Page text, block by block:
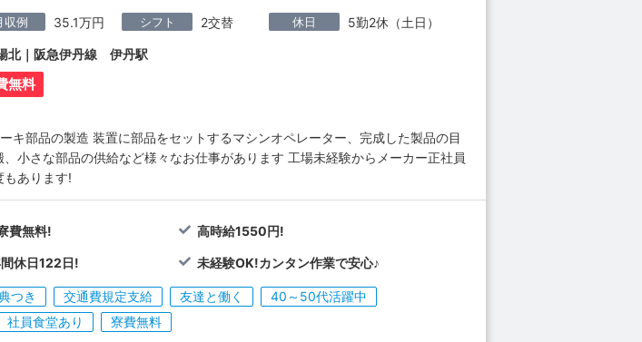
収例 35.1万円 シフト 2交替 休日 5勤2休（土日）
北｜阪急伊丹線 伊丹駅
無料
キ部品の製造 装置に部品をセットするマシンオペレーター、完成した製品の目
小さな部品の供給など様々なお仕事があります 工場未経験からメーカー正社員
もあります!
費無料! 高時給1550円!
休日122日! 未経験OK!カンタン作業で安心♪
つき 交通費規定支給 友達と働く
40～50代活躍中
社員食堂あり 寮費無料